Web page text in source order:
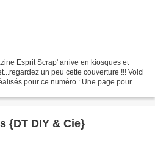
Esprit Scrap' arrive en kiosques et
un peu cette couverture !!! Voici
pour ce numéro : Une page pour
{DT DIY & Cie}